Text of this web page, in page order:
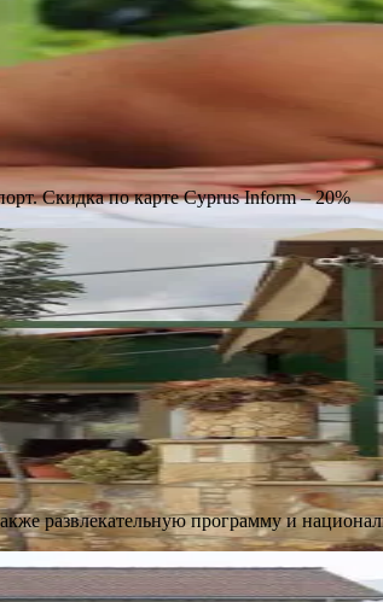
Скидка по карте Cyprus Inform – 20%
развлекательную программу и